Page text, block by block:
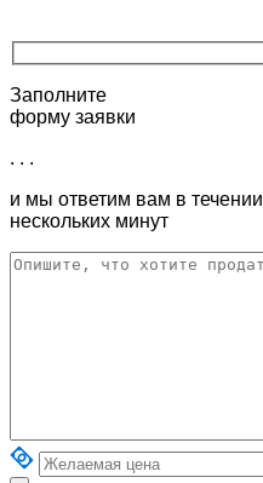
Заполните
форму заявки
. . .
и мы ответим вам в течении
нескольких минут